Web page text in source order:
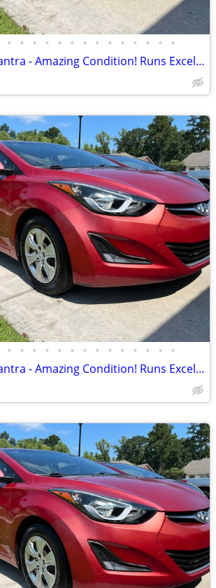
• • • • • • • • • • • • • •
2016 Hyundai Elantra - Amazing Condition! Runs Excellent!!
• • • • • • • • • • • • • •
2016 Hyundai Elantra - Amazing Condition! Runs Excellent!!